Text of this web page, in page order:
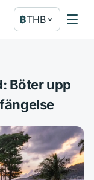
฿THB
Böter upp